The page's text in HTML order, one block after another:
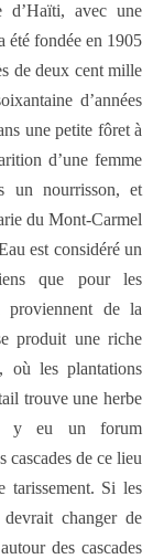
d’Haïti, avec une
été fondée en 1905
de deux cent mille
d’années
une petite fôret à
d’une femme
un nourrisson, et
du Mont-Carmel
est considéré un
que pour les
proviennent de la
produit une riche
où les plantations
trouve une herbe
y eu un forum
cascades de ce lieu
tarissement. Si les
changer de
des cascades